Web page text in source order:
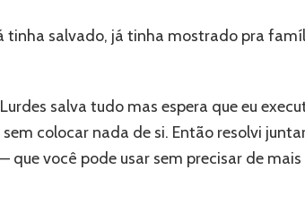
tinha salvado, já tinha mostrado pra
salva tudo mas espera que eu
colocar nada de si. Então resolvi
que você pode usar sem precisar de